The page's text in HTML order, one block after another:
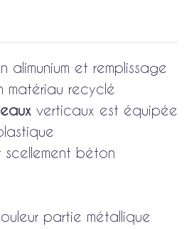
alimunium et remplissage
matériau recyclé
verticaux est équipée
béton
partie métallique